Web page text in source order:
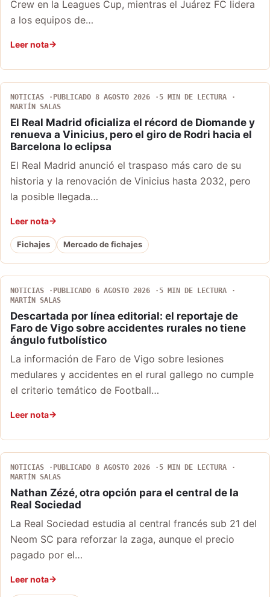
Crew en la Leagues Cup, mientras el Juárez FC lidera
a los equipos de…
Leer nota
NOTICIAS PUBLICADO 8 AGOSTO 2026
5 MIN DE LECTURA
MARTÍN SALAS
El Real Madrid oficializa el récord de Diomande y
renueva a Vinicius, pero el giro de Rodri hacia el
Barcelona lo eclipsa
El Real Madrid anunció el traspaso más caro de su
historia y la renovación de Vinicius hasta 2032, pero
la posible llegada…
Leer nota
Fichajes Mercado de fichajes
NOTICIAS PUBLICADO 6 AGOSTO 2026
5 MIN DE LECTURA
MARTÍN SALAS
Descartada por línea editorial: el reportaje de
Faro de Vigo sobre accidentes rurales no tiene
ángulo futbolístico
La información de Faro de Vigo sobre lesiones
medulares y accidentes en el rural gallego no cumple
el criterio temático de Football…
Leer nota
NOTICIAS PUBLICADO 8 AGOSTO 2026
5 MIN DE LECTURA
MARTÍN SALAS
Nathan Zézé, otra opción para el central de la
Real Sociedad
La Real Sociedad estudia al central francés sub 21 del
Neom SC para reforzar la zaga, aunque el precio
pagado por el…
Leer nota